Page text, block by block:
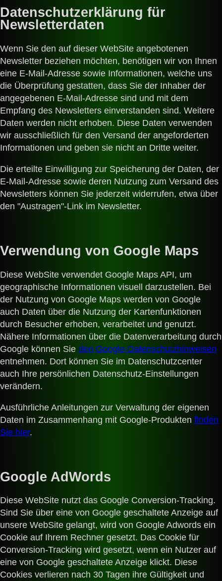
Datenschutzerklärung für
Newsletterdaten
Wenn Sie den auf dieser WebSite angebotenen
Newsletter beziehen möchten, benötigen wir von Ihnen
eine E-Mail-Adresse sowie Informationen, welche uns
die Überprüfung gestatten, dass Sie der Inhaber der
angegebenen E-Mail-Adresse sind und mit dem
Empfang des Newsletters einverstanden sind. Weitere
Daten werden nicht erhoben. Diese Daten verwenden
wir ausschließlich für den Versand der angeforderten
Informationen und geben sie nicht an Dritte weiter.
Die erteilte Einwilligung zur Speicherung der Daten, der
E-Mail-Adresse sowie deren Nutzung zum Versand des
Newsletters können Sie jederzeit widerrufen, etwa über
den "Austragen"-Link im Newsletter.
Verwendung von Google Maps
Diese WebSite verwendet Google Maps API, um
geographische Informationen visuell darzustellen. Bei
der Nutzung von Google Maps werden von Google
auch Daten über die Nutzung der Kartenfunktionen
durch Besucher erhoben, verarbeitet und genutzt.
Nähere Informationen über die Datenverarbeitung durch
Google können Sie den Google-Datenschutzhinweisen
entnehmen. Dort können Sie im Datenschutzcenter
auch Ihre persönlichen Datenschutz-Einstellungen
verändern.
Ausführliche Anleitungen zur Verwaltung der eigenen
Daten im Zusammenhang mit Google-Produkten finden
Sie hier.
Google AdWords
Diese WebSite nutzt das Google Conversion-Tracking.
Sind Sie über eine von Google geschaltete Anzeige auf
unsere WebSite gelangt, wird von Google Adwords ein
Cookie auf Ihrem Rechner gesetzt. Das Cookie für
Conversion-Tracking wird gesetzt, wenn ein Nutzer auf
eine von Google geschaltete Anzeige klickt. Diese
Cookies verlieren nach 30 Tagen ihre Gültigkeit und